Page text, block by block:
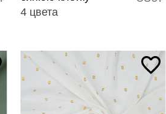
4 цвета